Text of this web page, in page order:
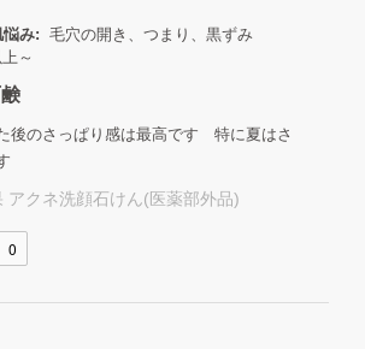
み: 毛穴の開き、つまり、黒ずみ
～
後のさっぱり感は最高です 特に夏はさ
アクネ洗顔石けん(医薬部外品)
0